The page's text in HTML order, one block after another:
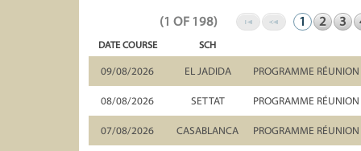
(1 OF 198) 1 2 3
DATE COURSE SCH
09/08/2026 EL JADIDA PROGRAMME
08/08/2026 SETTAT PROGRAMME
07/08/2026 CASABLANCA PROGRAMME